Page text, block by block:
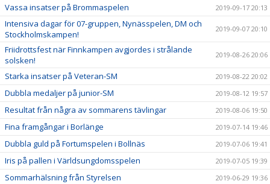
Vassa insatser på Brommaspelen 2019-09-17 20:13
Intensiva dagar för 07-gruppen, Nynässpelen, DM och
Stockholmskampen!
2019-09-07 20:10
Friidrottsfest när Finnkampen avgjordes i strålande
solsken!
2019-08-26 20:06
Starka insatser på Veteran-SM 2019-08-22 20:02
Dubbla medaljer på junior-SM 2019-08-12 19:57
Resultat från några av sommarens tävlingar 2019-08-06 19:50
Fina framgångar i Borlänge 2019-07-14 19:46
Dubbla guld på Fortumspelen i Bollnäs 2019-07-06 19:41
Iris på pallen i Världsungdomsspelen 2019-07-05 19:39
Sommarhälsning från Styrelsen 2019-06-29 19:36